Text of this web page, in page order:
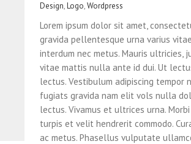
Design,Logo,Wordpress
Lorem ipsum dolor sit amet,
gravida pellentesque urna varius
interdum nec metus. Mauris ultricies,
vitae mattis nulla ante id dui. Ut
lectus. Vestibulum adipiscing tempor
fugiats gravida nam elit vols nulla
lectus. Vivamus et ultrices urna.
turpis et velit hendrerit commodo.
ac metus. Phasellus vulputate